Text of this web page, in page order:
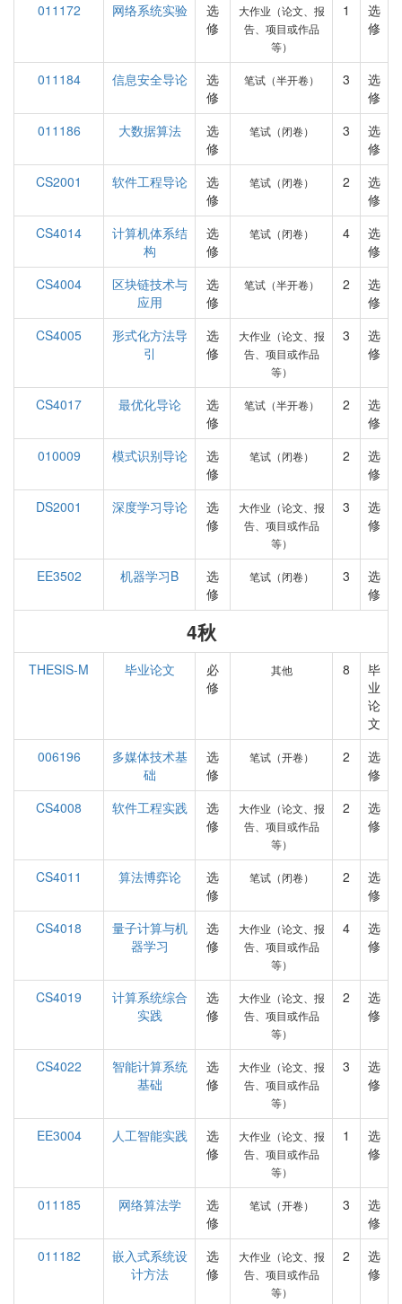
011172
网络系统实验
选
修
大作业（论文、报
告、项目或作品
等）
1
选
修
011184 信息安全导论
选
修
笔试（半开卷） 3
选
修
011186
大数据算法
选
修
笔试（闭卷） 3
选
修
CS2001
软件工程导论
选
修
笔试（闭卷） 2
选
修
CS4014
计算机体系结
构
选
修
笔试（闭卷） 4
选
修
CS4004
区块链技术与
应用
选
修
笔试（半开卷） 2
选
修
CS4005
形式化方法导
引
选
修
大作业（论文、报
告、项目或作品
等）
3
选
修
CS4017 最优化导论
选
修
笔试（半开卷） 2
选
修
010009
模式识别导论
选
修
笔试（闭卷） 2
选
修
DS2001
深度学习导论
选
修
大作业（论文、报
告、项目或作品
等）
3
选
修
EE3502 机器学习B
选
修
笔试（闭卷） 3
选
修
4秋
THESIS-M 毕业论文
必
修
其他 8
毕
业
论
文
006196
多媒体技术基
础
选
修
笔试（开卷） 2
选
修
CS4008
软件工程实践
选
修
大作业（论文、报
告、项目或作品
等）
2
选
修
CS4011 算法博弈论
选
修
笔试（闭卷） 2
选
修
CS4018
量子计算与机
器学习
选
修
大作业（论文、报
告、项目或作品
等）
4
选
修
CS4019
计算系统综合
实践
选
修
大作业（论文、报
告、项目或作品
等）
2
选
修
CS4022
智能计算系统
基础
选
修
大作业（论文、报
告、项目或作品
等）
3
选
修
EE3004 人工智能实践
选
修
大作业（论文、报
告、项目或作品
等）
1
选
修
011185 网络算法学
选
修
笔试（开卷） 3
选
修
011182
嵌入式系统设
计方法
选
修
大作业（论文、报
告、项目或作品
等）
2
选
修